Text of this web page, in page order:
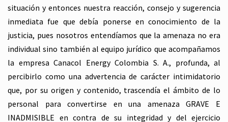
situación y entonces nuestra reacción, consejo y sugerencia
inmediata fue que debía ponerse en conocimiento de la
justicia, pues nosotros entendíamos que la amenaza no era
individual sino también al equipo jurídico que acompañamos
la empresa Canacol Energy Colombia S. A., profunda, al
percibirlo como una advertencia de carácter intimidatorio
que, por su origen y contenido, trascendía el ámbito de lo
personal para convertirse en una amenaza GRAVE E
INADMISIBLE en contra de su integridad y del ejercicio